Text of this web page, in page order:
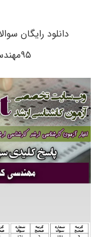
دانلود رایگان
۹۵مهندسی کشاورزی- علوم خاک